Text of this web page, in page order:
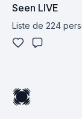
Seen LIVE
Liste de 224